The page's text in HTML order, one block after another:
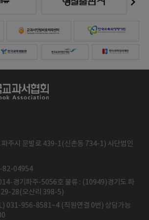
주시 문발로 439-1(신촌동 734-1) 사단법인
82-04954
경기파주-5056호 물류 : (10949)경기도 파
29-28(오산리 398-5)
031-956-8581~4 (직원연결 0번) 상담가능